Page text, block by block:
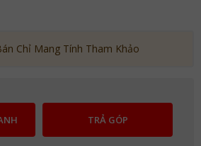
Chỉ Mang Tính Tham Khảo
TRẢ GÓP